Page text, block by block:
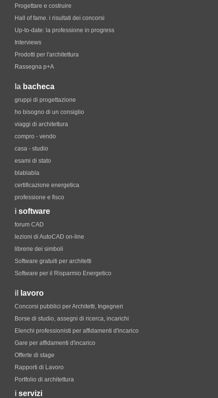
Progettare e costruire
Hall of fame. i risultati dei concorsi
Up-to-date: la professione in progress
Interviews
Prodotti per l'architettura
Rassegna p+A
la bacheca
gruppi di progettazione
ho bisogno di un consiglio
viaggi di architettura
compro - vendo
casa - studio
esami di stato
blablabla
certificazione energetica
professione e fisco
i software
forum CAD
lezioni di AutoCAD on-line
librerie dei simboli
Software gratuiti per architetti
Software per il Risparmio Energetico
il lavoro
Concorsi pubblici per Architetti, Ingegneri
Borse di studio, assegni di ricerca, incarichi
Elenchi professionisti per affidamenti d'incarico
Gare per affidamenti d'incarico
Offerte di stage
Rapporti di Lavoro
Portfolio di architettura
i servizi